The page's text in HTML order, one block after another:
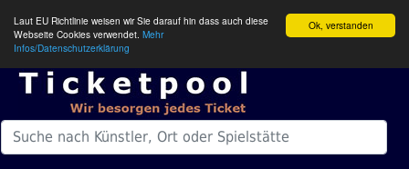
Ok, verstanden
Laut EU Richtlinie weisen wir Sie darauf hin dass auch diese
Webseite Cookies verwendet. Mehr
Infos/Datenschutzerklärung